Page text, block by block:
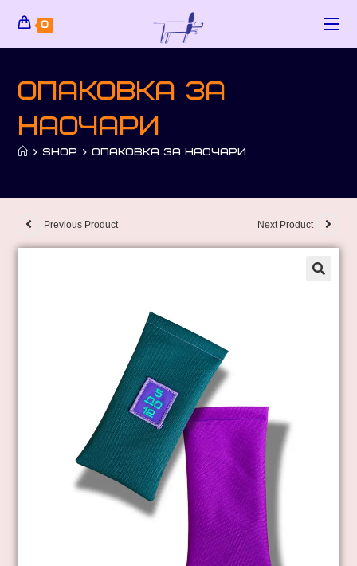
0
Опаковка за
наочари
> SHOP > ОПАКОВКА ЗА НАОЧАРИ
Previous Product Next Product